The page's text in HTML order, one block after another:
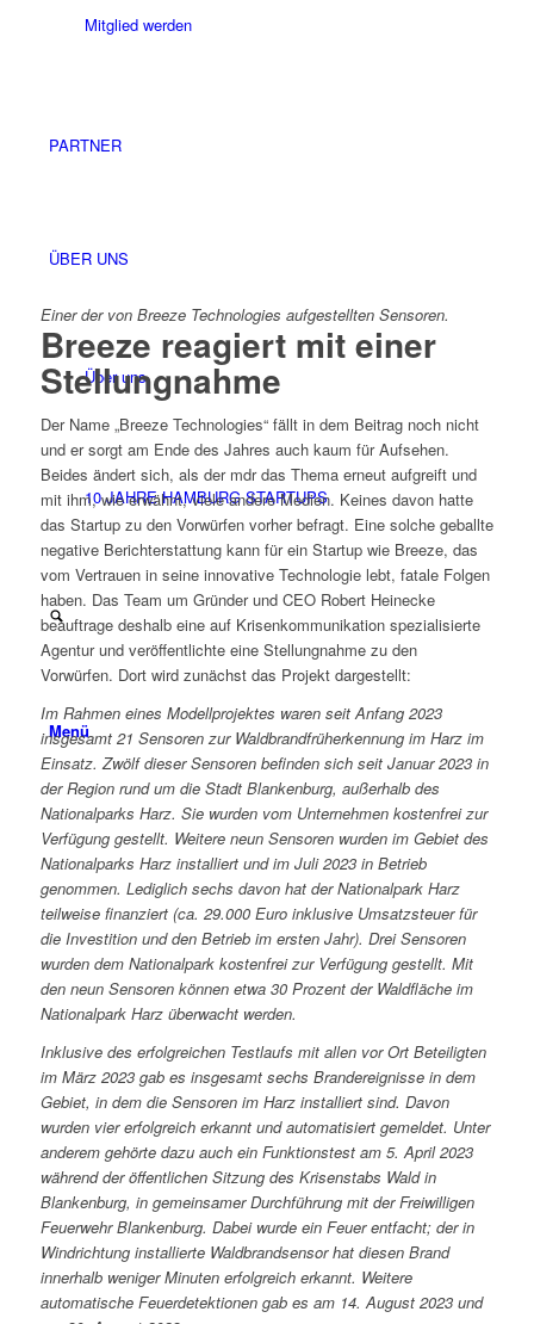
Mitglied werden
PARTNER
ÜBER UNS
Über uns
10 JAHRE HAMBURG STARTUPS
Menü
Einer der von Breeze Technologies aufgestellten Sensoren.
Breeze reagiert mit einer
Stellungnahme
Der Name „Breeze Technologies“ fällt in dem Beitrag noch nicht
und er sorgt am Ende des Jahres auch kaum für Aufsehen.
Beides ändert sich, als der mdr das Thema erneut aufgreift und
mit ihm, wie erwähnt, viele andere Medien. Keines davon hatte
das Startup zu den Vorwürfen vorher befragt. Eine solche geballte
negative Berichterstattung kann für ein Startup wie Breeze, das
vom Vertrauen in seine innovative Technologie lebt, fatale Folgen
haben. Das Team um Gründer und CEO Robert Heinecke
beauftrage deshalb eine auf Krisenkommunikation spezialisierte
Agentur und veröffentlichte eine Stellungnahme zu den
Vorwürfen. Dort wird zunächst das Projekt dargestellt:
Im Rahmen eines Modellprojektes waren seit Anfang 2023
insgesamt 21 Sensoren zur Waldbrandfrüherkennung im Harz im
Einsatz. Zwölf dieser Sensoren befinden sich seit Januar 2023 in
der Region rund um die Stadt Blankenburg, außerhalb des
Nationalparks Harz. Sie wurden vom Unternehmen kostenfrei zur
Verfügung gestellt. Weitere neun Sensoren wurden im Gebiet des
Nationalparks Harz installiert und im Juli 2023 in Betrieb
genommen. Lediglich sechs davon hat der Nationalpark Harz
teilweise finanziert (ca. 29.000 Euro inklusive Umsatzsteuer für
die Investition und den Betrieb im ersten Jahr). Drei Sensoren
wurden dem Nationalpark kostenfrei zur Verfügung gestellt. Mit
den neun Sensoren können etwa 30 Prozent der Waldfläche im
Nationalpark Harz überwacht werden.
Inklusive des erfolgreichen Testlaufs mit allen vor Ort Beteiligten
im März 2023 gab es insgesamt sechs Brandereignisse in dem
Gebiet, in dem die Sensoren im Harz installiert sind. Davon
wurden vier erfolgreich erkannt und automatisiert gemeldet. Unter
anderem gehörte dazu auch ein Funktionstest am 5. April 2023
während der öffentlichen Sitzung des Krisenstabs Wald in
Blankenburg, in gemeinsamer Durchführung mit der Freiwilligen
Feuerwehr Blankenburg. Dabei wurde ein Feuer entfacht; der in
Windrichtung installierte Waldbrandsensor hat diesen Brand
innerhalb weniger Minuten erfolgreich erkannt. Weitere
automatische Feuerdetektionen gab es am 14. August 2023 und